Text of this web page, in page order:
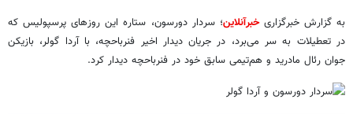
به گزارش خبرگزاریخبرآنلاین؛ سردار دورسون، ستاره این روزهای پرسپولیس که
در تعطیلات به سر می‌برد، در جریان دیدار اخیر فنرباحچه، با آردا گولر، بازیکن
جوان رئال مادرید و هم‌تیمی سابق خود در فنرباحچه دیدار کرد.